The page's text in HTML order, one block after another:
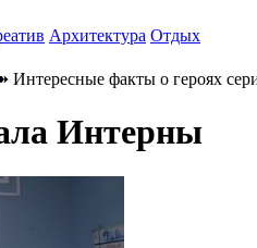
Архитектура Отдых
Интересные факты о героях
Интерны